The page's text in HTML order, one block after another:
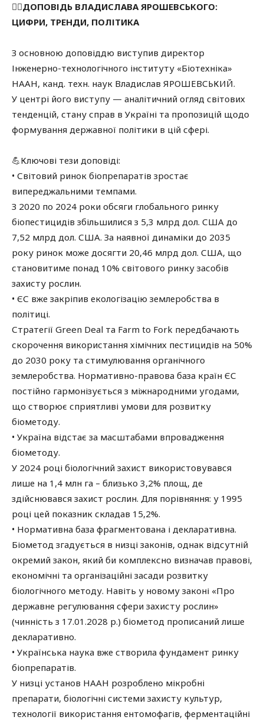
✍🏻ДОПОВІДЬ ВЛАДИСЛАВА ЯРОШЕВСЬКОГО:
ЦИФРИ, ТРЕНДИ, ПОЛІТИКА
З основною доповіддю виступив директор
Інженерно-технологічного інституту «Біотехніка»
НААН, канд. техн. наук Владислав ЯРОШЕВСЬКИЙ.
У центрі його виступу — аналітичний огляд світових
тенденцій, стану справ в Україні та пропозицій щодо
формування державної політики в цій сфері.
💪Ключові тези доповіді:
• Світовий ринок біопрепаратів зростає
випереджальними темпами.
З 2020 по 2024 роки обсяги глобального ринку
біопестицидів збільшилися з 5,3 млрд дол. США до
7,52 млрд дол. США. За наявної динаміки до 2035
року ринок може досягти 20,46 млрд дол. США, що
становитиме понад 10% світового ринку засобів
захисту рослин.
• ЄС вже закріпив екологізацію землеробства в
політиці.
Стратегії Green Deal та Farm to Fork передбачають
скорочення використання хімічних пестицидів на 50%
до 2030 року та стимулювання органічного
землеробства. Нормативно-правова база країн ЄС
постійно гармонізується з міжнародними угодами,
що створює сприятливі умови для розвитку
біометоду.
• Україна відстає за масштабами впровадження
біометоду.
У 2024 році біологічний захист використовувався
лише на 1,4 млн га – близько 3,2% площ, де
здійснювався захист рослин. Для порівняння: у 1995
році цей показник складав 15,2%.
• Нормативна база фрагментована і декларативна.
Біометод згадується в низці законів, однак відсутній
окремий закон, який би комплексно визначав правові,
економічні та організаційні засади розвитку
біологічного методу. Навіть у новому законі «Про
державне регулювання сфери захисту рослин»
(чинність з 17.01.2028 р.) біометод прописаний лише
декларативно.
• Українська наука вже створила фундамент ринку
біопрепаратів.
У низці установ НААН розроблено мікробні
препарати, біологічні системи захисту культур,
технології використання ентомофагів, ферментаційні